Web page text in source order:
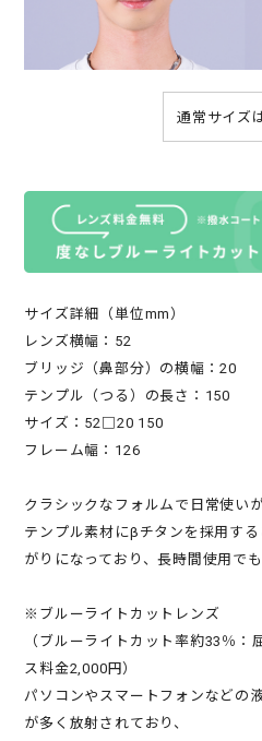
通常サイズ
サイズ詳細（単位mm）
レンズ横幅：52
ブリッジ（鼻部分）の横幅：20
テンプル（つる）の長さ：150
サイズ：52□20 150
フレーム幅：126
クラシックなフォルムで日常使い
テンプル素材にβチタンを採用す
がりになっており、長時間使用でも
※ブルーライトカットレンズ
（ブルーライトカット率約33％：
ス料金2,000円）
パソコンやスマートフォンなどの
が多く放射されており、